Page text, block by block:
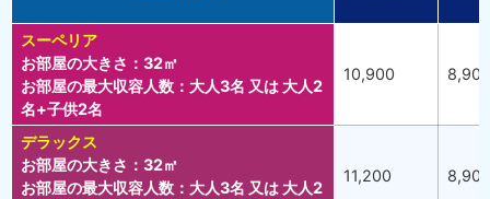
スーペリア
お部屋の大きさ：32㎡
お部屋の最大収容人数：大人3名 又は 大人2
名+子供2名
10,900 8,900
デラックス
お部屋の大きさ：32㎡
お部屋の最大収容人数：大人3名 又は 大人2
11,200 8,900